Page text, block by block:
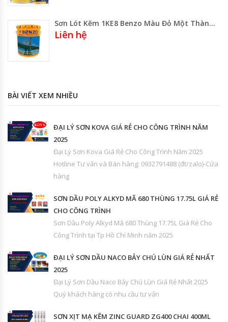
Sơn Lót Kẽm 1KE8 Benzo Màu Đỏ Một Thành Phần
Liên hệ
BÀI VIẾT XEM NHIỀU
ĐẠI LÝ SƠN KOVA GIÁ RẺ CHO CÔNG TRÌNH NĂM
2025
Đại Lý Sơn Kova Giá Rẻ Cho Công Trình Năm 2025
Hotline Tư vấn và Bán hàng: 0932791488 (đt/zalo)-Cửa
hàng
SƠN DẦU POLY ALKYD MÃ 680 THÙNG 17.75L GIÁ RẺ
CHO CÔNG TRÌNH
Sơn Dầu Poly Alkyd Mã 680 Thùng 17.75L Giá Rẻ Cho
Công Trình tại Tp Hồ Chí Minh năm 2025
ĐẠI LÝ SƠN DẦU NACO BẢY CHÚ LÙN GIÁ RẺ NHẤT
2025
Đại Lý Sơn Dầu Naco Bảy Chú Lùn Giá Rẻ Nhất 2025
Quý khách hàng có nhu cầu tư vấn
SƠN XỊT MẠ KẼM ZINC GUARD ZG400 CHAI 400ML